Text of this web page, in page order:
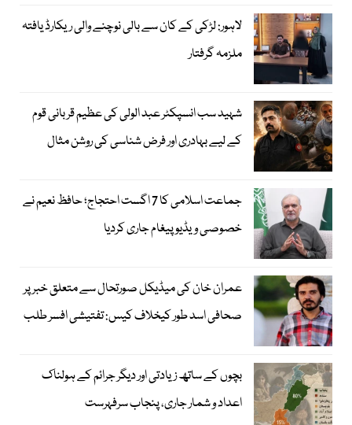
لاہور: لڑکی کے کان سے بالی نوچنے والی ریکارڈ یافتہ
ملزمہ گرفتار
شہید سب انسپکٹر عبد الولی کی عظیم قربانی قوم
کے لیے بہادری اور فرض شناسی کی روشن مثال
جماعت اسلامی کا 7 اگست احتجاج؛ حافظ نعیم نے
خصوصی ویڈیو پیغام جاری کردیا
عمران خان کی میڈیکل صورتحال سے متعلق خبر پر
صحافی اسد طور کیخلاف کیس: تفتیشی افسر طلب
بچوں کے ساتھ زیادتی اور دیگر جرائم کے ہولناک
اعداد و شمار جاری، پنجاب سرفہرست